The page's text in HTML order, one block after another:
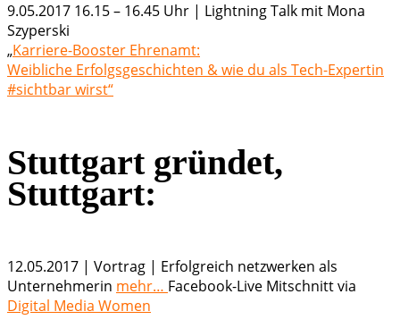
9.05.2017 16.15 – 16.45 Uhr | Lightning Talk mit Mona
Szyperski
„Karriere-Booster Ehrenamt:
Weibliche Erfolgsgeschichten & wie du als Tech-Expertin
#sichtbar wirst“
Stuttgart gründet,
Stuttgart:
12.05.2017 | Vortrag | Erfolgreich netzwerken als
Unternehmerin mehr… Facebook-Live Mitschnitt via
Digital Media Women